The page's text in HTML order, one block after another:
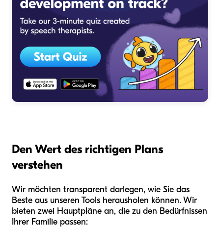
Den Wert des richtigen Plans
verstehen
Wir möchten transparent darlegen, wie Sie das
Beste aus unseren Tools herausholen können. Wir
bieten zwei Hauptpläne an, die zu den Bedürfnissen
Ihrer Familie passen: